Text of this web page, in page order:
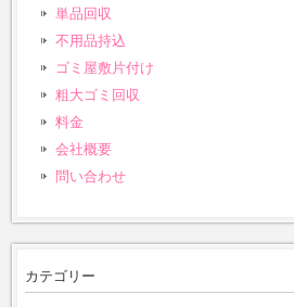
単品回収
不用品持込
ゴミ屋敷片付け
粗大ゴミ回収
料金
会社概要
問い合わせ
カテゴリー